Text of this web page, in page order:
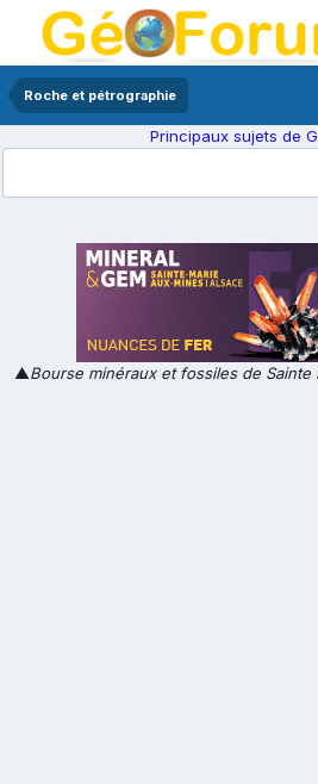
Roche et pétrographie
Principaux sujets de
▲Bourse minéraux et fossiles de